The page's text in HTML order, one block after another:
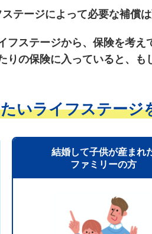
ステージによって必要な補償は
フステージから、保険を考え
りの保険に入っていると、も
いライフステージ
結婚して子供が産まれ
ファミリーの方